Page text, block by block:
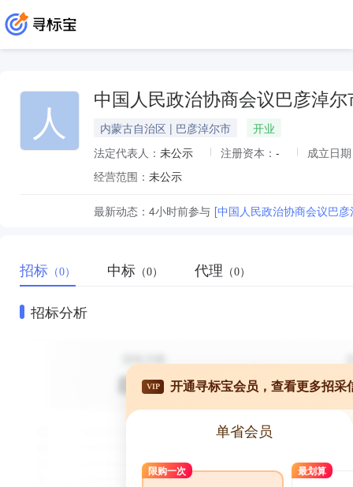
人 中国人民政治协商会议巴彦淖
内蒙古自治区 | 巴彦淖尔市
开业
法定代表人： 未公示 注册资本： -
成立日
经营范围： 未公示
最新动态： 4小时前参与 [中国人民政治协商会议巴
招标 （0） 中标 （0） 代理 （0）
招标分析
VIP 开通寻标宝会员，查看更多招采
单省会员
限购一次 最划算